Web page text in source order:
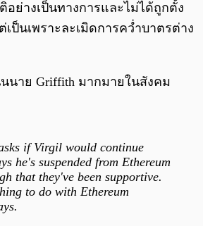
อย่างเป็นทางการและไม่ได้ถูกตั้ง
ป็นเพราะละเมิดการคว่ำบาตรต่าง
นาย Griffith มากมายในสังคม
if Virgil would continue
he's suspended from Ethereum
that they've been supportive.
to do with Ethereum